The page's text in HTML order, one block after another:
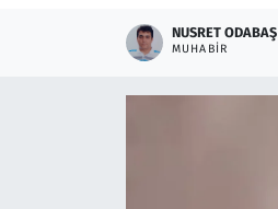
NUSRET ODABAŞ
MUHABIR
Teknoloji ve Bilim
Televizyon